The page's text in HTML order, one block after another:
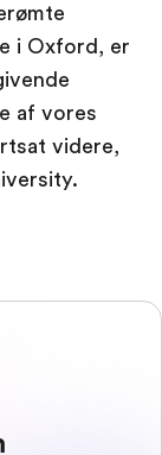
i Oxford, er
af vores
videre,